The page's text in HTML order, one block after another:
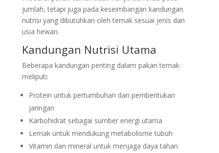
jumlah, tetapi juga pada keseimbangan kandungan
nutrisi yang dibutuhkan oleh ternak sesuai jenis dan
usia hewan.
Kandungan Nutrisi Utama
Beberapa kandungan penting dalam pakan ternak
meliputi:
Protein untuk pertumbuhan dan pembentukan
jaringan
Karbohidrat sebagai sumber energi utama
Lemak untuk mendukung metabolisme tubuh
Vitamin dan mineral untuk menjaga daya tahan